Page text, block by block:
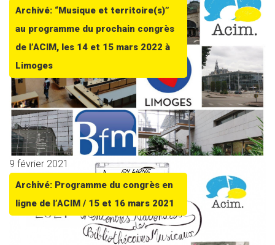
Archivé: “Musique et territoire(s)”
au programme du prochain congrès
de l’ACIM, les 14 et 15 mars 2022 à
Limoges
9 février 2021
Archivé: Programme du congrès en
ligne de l’ACIM / 15 et 16 mars 2021